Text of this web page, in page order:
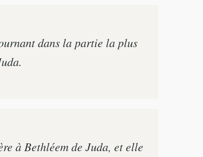
dans la partie la plus
à Bethléem de Juda, et elle